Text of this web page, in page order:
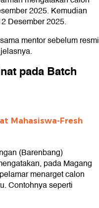
2025. Kemudian
Desember 2025.
mentor sebelum resmi
pada Batch
Mahasiswa-Fresh
(Barenbang)
pada Magang
menarget calon
Contohnya seperti